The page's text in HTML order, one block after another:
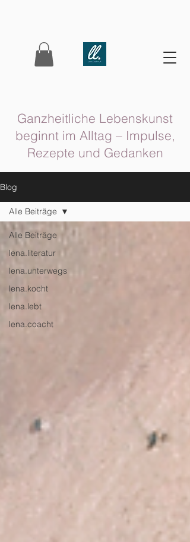
Ganzheitliche Lebenskunst
beginnt im Alltag – Impulse,
Rezepte und Gedanken
Blog
Alle Beiträge
lena.literatur
lena.unterwegs
lena.kocht
lena.lebt
lena.coacht
Alle Beiträge